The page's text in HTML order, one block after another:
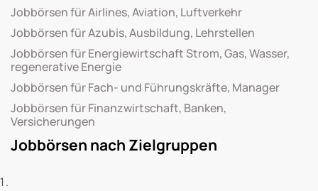
Jobbörsen für Airlines, Aviation, Luftverkehr
Jobbörsen für Azubis, Ausbildung, Lehrstellen
Jobbörsen für Energiewirtschaft Strom, Gas, Wasser,
regenerative Energie
Jobbörsen für Fach- und Führungskräfte, Manager
Jobbörsen für Finanzwirtschaft, Banken,
Versicherungen
Jobbörsen nach Zielgruppen